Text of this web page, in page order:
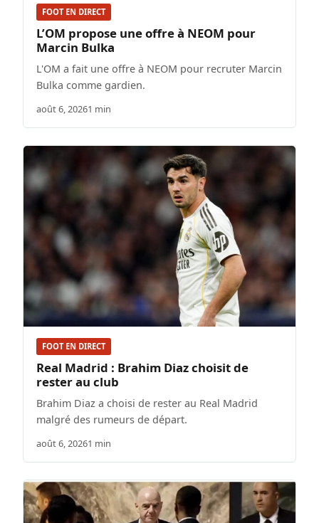
FOOT EN DIRECT
L’OM propose une offre à NEOM pour
Marcin Bulka
L'OM a fait une offre à NEOM pour recruter Marcin
Bulka comme gardien.
août 6, 20261 min
FOOT EN DIRECT
Real Madrid : Brahim Diaz choisit de
rester au club
Brahim Diaz a choisi de rester au Real Madrid
malgré des rumeurs de départ.
août 6, 20261 min